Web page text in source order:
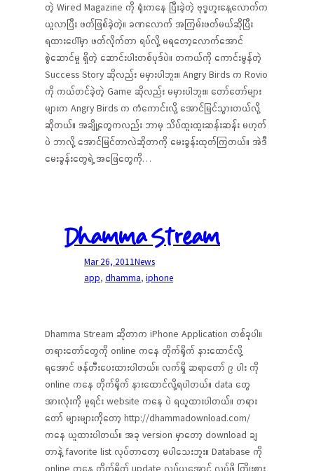
တဲ့ Wired Magazine ကို ရုံးကနေ ပြီးခဲ့တဲ့ ဗုဒ္ဓဟူးနေ့လောက်က
ယူလာပြီး ဖတ်ဖြစ်ခဲ့တဲ့။ ခဏလောက် အကြမ်းဖတ်မယ်ဆိုပြီး
ရထားပေါ်မှာ ဖတ်လိုက်တာ ရပ်လို့ မရတော့လောက်အောင်
စွဲဆောင်မှု ရှိတဲ့ ဆောင်းပါးတစ်ပုဒ်ပဲ။ တကယ်ကို ကောင်းမွန်တဲ့
Success Story ဆိုလည်း မမှားပါဘူး။ Angry Birds က Rovio
ကို ကယ်တင်ခဲ့တဲ့ Game ဆိုလည်း မမှားပါဘူး။ တော်တော်များ
များက Angry Birds က ကံကောင်းလို့ အောင်မြင်သွားတယ်လို့
ဆိုတယ်။ အချို့တွေကလည်း ဘာမှ သိပ်ထူးထူးဆန်းဆန်း မဟုတ်
ပဲ ဘာလို့ အောင်မြင်တာလဲဆိုတာကို မေးခွန်းထုတ်ကြတယ်။ အဲဒီ
မေးခွန်းတွေရဲ့ အဖြေတွေကို…
Dhamma Stream
Mar 26, 2011News
app, dhamma, iphone
Dhamma Stream ဆိုတာက iPhone Application တစ်ခုပါ။
တရားတော်တွေကို online ကနေ တိုက်ရိုက် နားထောင်လို့
ရအောင် ဖန်တီးပေးထားပါတယ်။ လက်ရှိ ဆရာတော် ၉ ပါး ကို
online ကနေ တိုက်ရိုက် နားထောင်လို့ရပါတယ်။ data တွေ
အားလုံးကို မူရင်း website ကနေ ပဲ ရယူထားပါတယ်။ တရား
တော် များများကိုတော့ http://dhammadownload.com/
ကနေ ယူထားပါတယ်။ အခု version မှာတော့ download ချ
တာနဲ့ favorite list လုပ်တာတော့ မပါသေးဘူး။ Database ကို
online ကနေ တိုက်ရိုက် update လုပ်ယူအောင် လုပ်ဖို့ ကြိုးစား